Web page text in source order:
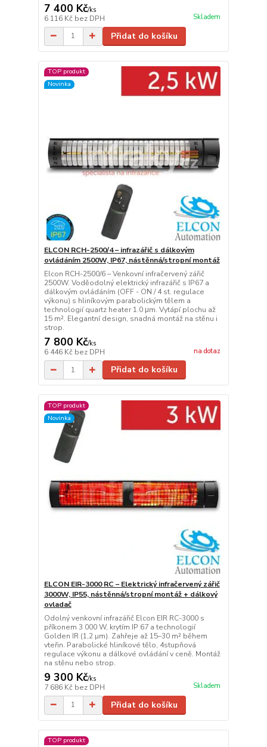
7 400 Kč/ks
6 116 Kč bez DPH Skladem
Přidat do košíku
TOP produkt
Novinka
ELCON RCH-2500/4 – infrazářič s dálkovým
ovládáním 2500W, IP67, nástěnná/stropní montáž
Elcon RCH-2500/6 – Venkovní infračervený zářič
2500W. Voděodolný elektrický infrazářič s IP67 a
dálkovým ovládáním (OFF - ON / 4 st. regulace
výkonu) s hliníkovým parabolickým tělem a
technologií quartz heater 1.0 μm. Vytápí plochu až
15 m². Elegantní design, snadná montáž na stěnu i
strop.
7 800 Kč/ks
6 446 Kč bez DPH na dotaz
Přidat do košíku
TOP produkt
Novinka
ELCON EIR-3000 RC – Elektrický infračervený zářič
3000W, IP55, nástěnná/stropní montáž + dálkový
ovladač
Odolný venkovní infrazářič Elcon EIR RC-3000 s
příkonem 3 000 W, krytím IP 67 a technologií
Golden IR (1,2 µm). Zahřeje až 15–30 m² během
vteřin. Parabolické hliníkové tělo, 4stupňová
regulace výkonu a dálkové ovládání v ceně. Montáž
na stěnu nebo strop.
9 300 Kč/ks
7 686 Kč bez DPH Skladem
Přidat do košíku
TOP produkt